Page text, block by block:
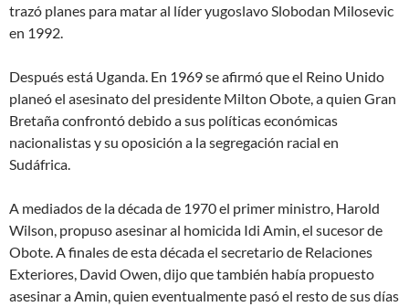
trazó planes para matar al líder yugoslavo Slobodan Milosevic
en 1992.
Después está Uganda. En 1969 se afirmó que el Reino Unido
planeó el asesinato del presidente Milton Obote, a quien Gran
Bretaña confrontó debido a sus políticas económicas
nacionalistas y su oposición a la segregación racial en
Sudáfrica.
A mediados de la década de 1970 el primer ministro, Harold
Wilson, propuso asesinar al homicida Idi Amin, el sucesor de
Obote. A finales de esta década el secretario de Relaciones
Exteriores, David Owen, dijo que también había propuesto
asesinar a Amin, quien eventualmente pasó el resto de sus días